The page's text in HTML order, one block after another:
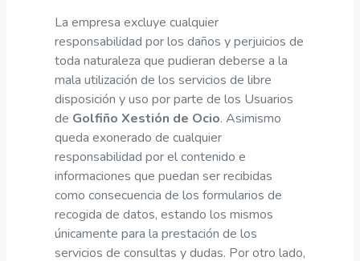
La empresa excluye cualquier
responsabilidad por los daños y perjuicios de
toda naturaleza que pudieran deberse a la
mala utilización de los servicios de libre
disposición y uso por parte de los Usuarios
de Golfiño Xestión de Ocio. Asimismo
queda exonerado de cualquier
responsabilidad por el contenido e
informaciones que puedan ser recibidas
como consecuencia de los formularios de
recogida de datos, estando los mismos
únicamente para la prestación de los
servicios de consultas y dudas. Por otro lado,